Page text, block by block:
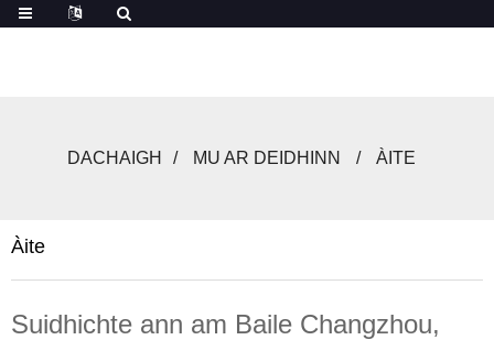
DACHAIGH MU AR DEIDHINN ÀITE
Àite
Suidhichte ann am Baile Changzhou,